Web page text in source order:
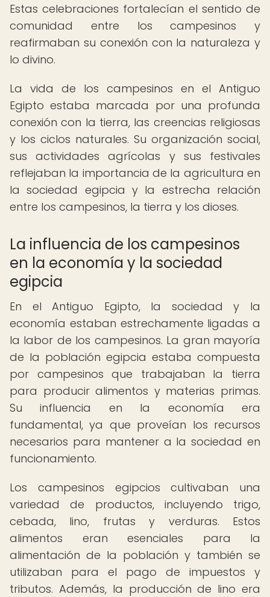
Estas celebraciones fortalecían el sentido de
comunidad entre los campesinos y
reafirmaban su conexión con la naturaleza y
lo divino.
La vida de los campesinos en el Antiguo
Egipto estaba marcada por una profunda
conexión con la tierra, las creencias religiosas
y los ciclos naturales. Su organización social,
sus actividades agrícolas y sus festivales
reflejaban la importancia de la agricultura en
la sociedad egipcia y la estrecha relación
entre los campesinos, la tierra y los dioses.
La influencia de los campesinos
en la economía y la sociedad
egipcia
En el Antiguo Egipto, la sociedad y la
economía estaban estrechamente ligadas a
la labor de los campesinos. La gran mayoría
de la población egipcia estaba compuesta
por campesinos que trabajaban la tierra
para producir alimentos y materias primas.
Su influencia en la economía era
fundamental, ya que proveían los recursos
necesarios para mantener a la sociedad en
funcionamiento.
Los campesinos egipcios cultivaban una
variedad de productos, incluyendo trigo,
cebada, lino, frutas y verduras. Estos
alimentos eran esenciales para la
alimentación de la población y también se
utilizaban para el pago de impuestos y
tributos. Además, la producción de lino era